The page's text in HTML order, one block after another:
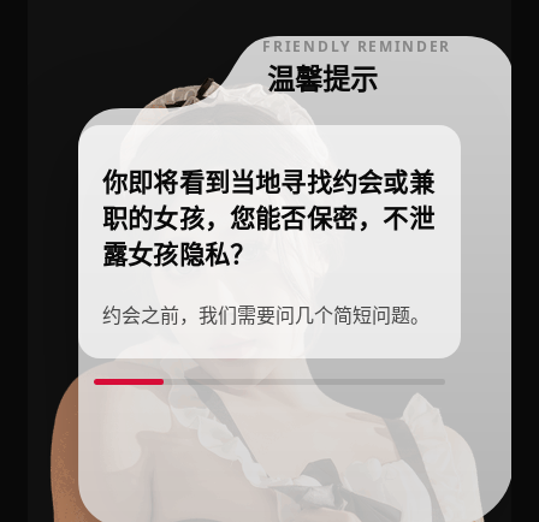
FRIENDLY REMINDER
温馨提示
你即将看到当地寻找约会或兼
职的女孩，您能否保密，不泄
露女孩隐私？
约会之前，我们需要问几个简短问题。